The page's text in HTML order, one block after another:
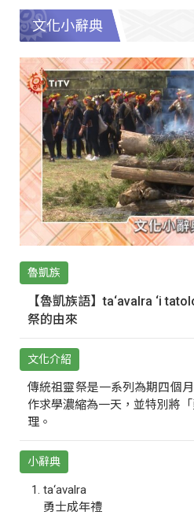
文化小辭典
魯凱族
【魯凱族語】ta‘avalra ‘i
祭的由來
文化介紹
傳統祖靈祭是一系列為期四個
作求學濃縮為一天，並特別將
理。
小辭典
ta‘avalra
勇士成年禮